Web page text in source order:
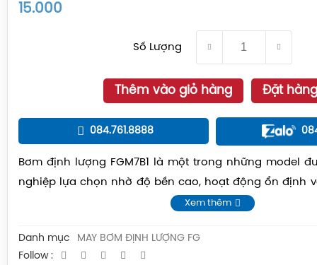
15.000
Số Lượng
Thêm vào giỏ hàng Đặt hàng
084.761.8888
Bơm định lượng FGM7B1 là một trong những model
nghiệp lựa chọn nhờ độ bền cao, hoạt động ổn định
Xem thêm
Danh mục
MÁY BƠM ĐỊNH LƯỢNG FG
Follow :